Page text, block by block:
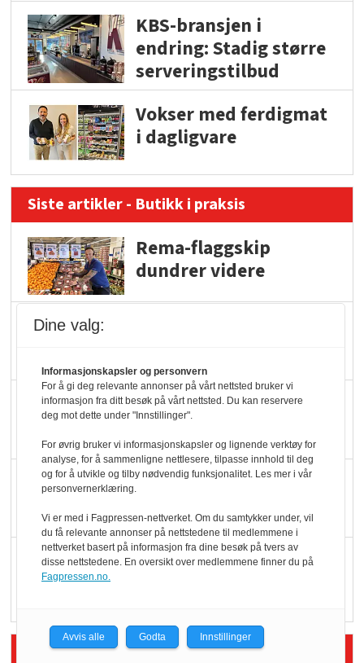
KBS-bransjen i
endring: Stadig større
serveringstilbud
Vokser med ferdigmat
i dagligvare
Siste artikler - Butikk i praksis
Rema-flaggskip
dundrer videre
Færre varer, men fulle
hyller
KI lager mat i butikken
Q passerte 1 milliard i
Siste artikler - Økologisk
Dine valg:
Informasjonskapsler og personvern
For å gi deg relevante annonser på vårt nettsted bruker vi
informasjon fra ditt besøk på vårt nettsted. Du kan reservere
deg mot dette under "Innstillinger".
For øvrig bruker vi informasjonskapsler og lignende verktøy for
analyse, for å sammenligne nettlesere, tilpasse innhold til deg
og for å utvikle og tilby nødvendig funksjonalitet. Les mer i vår
personvernerklæring.
Vi er med i Fagpressen-nettverket. Om du samtykker under, vil
du få relevante annonser på nettstedene til medlemmene i
nettverket basert på informasjon fra dine besøk på tvers av
disse nettstedene. En oversikt over medlemmene finner du på
Fagpressen.no.
Avvis alle Godta Innstillinger